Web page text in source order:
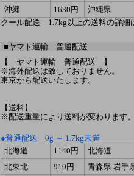
沖縄
1630円
沖縄県
クール配送 1.7kg以上の送料の詳細
■ヤマト運輸 普通配送
【 ヤマト運輸 普通配送 】
※海外配送は致しておりません。
東京から配送いたします。
【送料】
※配送重量により送料が変わります。
●普通配送 0g ～ 1.7kg未満
北海道
1140円
北海道
北東北
910円
青森県 岩手